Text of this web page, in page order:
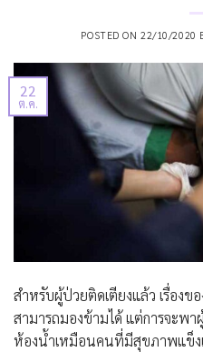
POSTED ON22/10/2020
22
ต.ค.
สำหรับผู้ป่วยติดเตียงแล้ว เรื่อง
สามารถมองข้ามได้ แต่การจะพ
ห้องน้ำเหมือนคนที่มีสุขภาพแข็งแ